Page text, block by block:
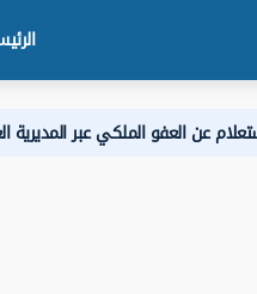
عن العفو الملكي عبر